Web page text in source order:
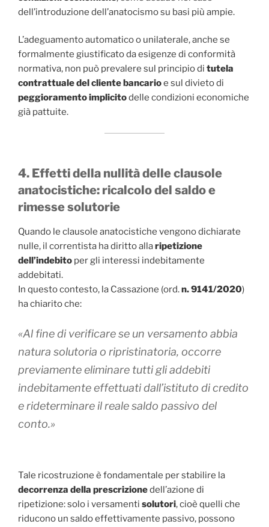
dell’introduzione dell’anatocismo su basi più ampie.
L’adeguamento automatico o unilaterale, anche se
formalmente giustificato da esigenze di conformità
normativa, non può prevalere sul principio di tutela
contrattuale del cliente bancarioe sul divieto di
peggioramento implicitodelle condizioni economiche
già pattuite.
4. Effetti della nullità delle clausole
anatocistiche: ricalcolo del saldo e
rimesse solutorie
Quando le clausole anatocistiche vengono dichiarate
nulle, il correntista ha diritto allaripetizione
dell’indebito per gli interessi indebitamente
addebitati.
In questo contesto, la Cassazione (ord.n. 9141/2020)
ha chiarito che:
«Al fine di verificare se un versamento abbia
natura solutoria o ripristinatoria, occorre
previamente eliminare tutti gli addebiti
indebitamente effettuati dall’istituto di credito
e rideterminare il reale saldo passivo del
conto.»
Tale ricostruzione è fondamentale per stabilire la
decorrenza della prescrizionedell’azione di
ripetizione: solo i versamenti solutori, cioè quelli che
riducono un saldo effettivamente passivo, possono